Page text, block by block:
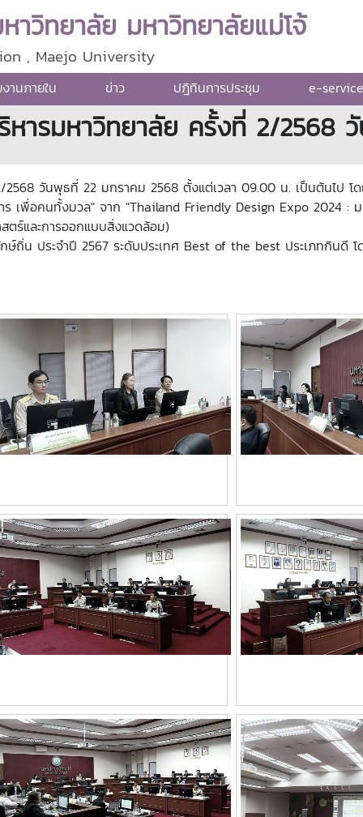
าวิทยาลัย มหาวิทยาลัยแม่โจ้
, Maejo University
านภายใน ข่าว ปฎิทินการประชุม e-service
หารมหาวิทยาลัย ครั้งที่ 2/2568
วันพุธที่ 22 มกราคม 2568 ตั้งแต่เวลา 09.00 น. เป็นต้นไป
เพื่อคนทั้งมวล" จาก "Thailand Friendly Design Expo 2024 :
ร์และการออกแบบสิ่งแวดล้อม)
ถิ่น ประจำปี 2567 ระดับประเทศ Best of the best ประเภทกินดี